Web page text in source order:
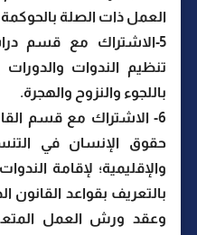
العمل ذات الصلة
5-الاشتراك مع قسم
تنظيم الندوات
باللجوء والنزوح والهجرة.
6- الاشتراك مع قسم
حقوق الإنسان في
والإقليمية؛ لإقامة
بالتعريف بقواعد القانون
وعقد ورش العمل